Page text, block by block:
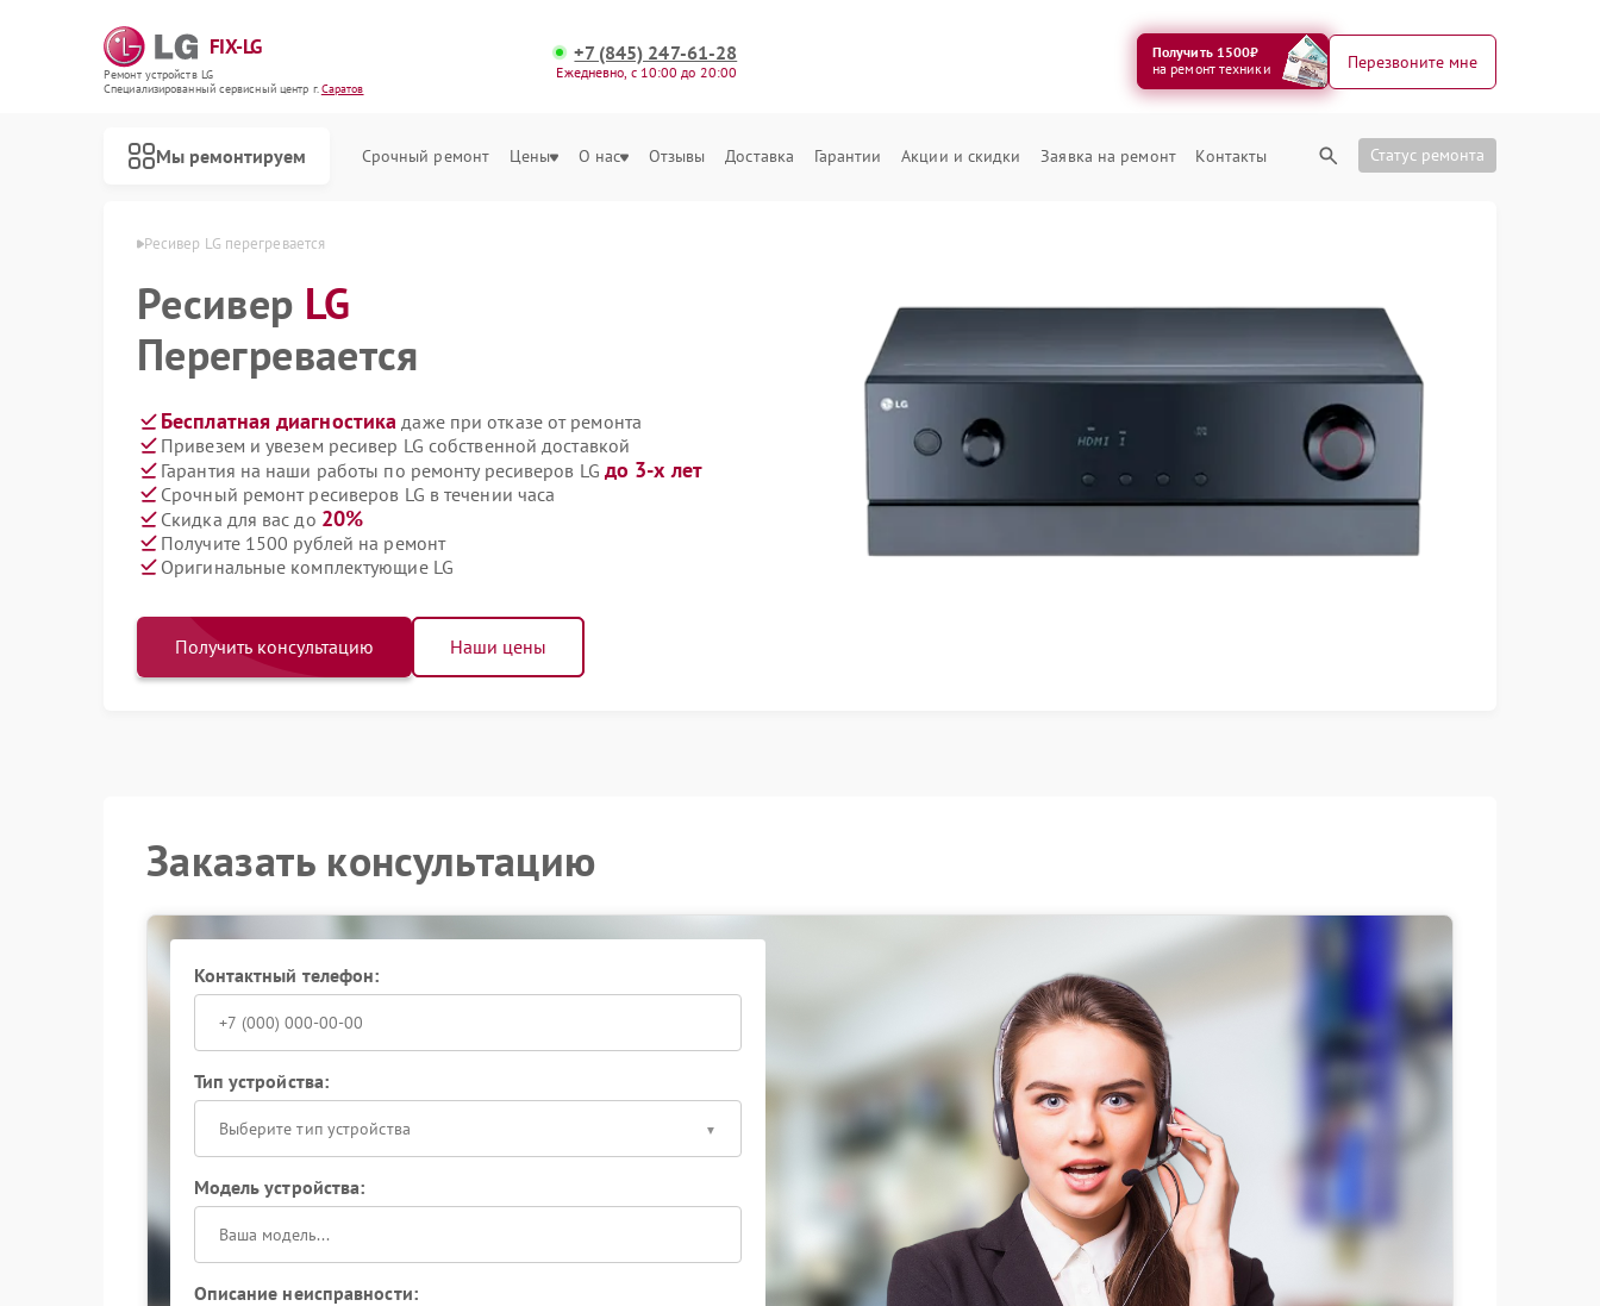
FIX-LG
Ремонт устройств LG
Специализированный cервисный центр г.Саратов
+7 (845) 247-61-28
Ежедневно, с 10:00 до 20:00
Получить 1500₽
на ремонт техники
Перезвоните мне
Мы ремонтируем Срочный ремонт Цены О нас Отзывы Доставка Гарантии Акции и скидки Заявка на ремонт Контакты Статус ремонта
Ресивер LG перегревается
Ресивер LG
Перегревается
Бесплатная диагностика даже при отказе от ремонта
Привезем и увезем ресивер LG собственной доставкой
Гарантия на наши работы по ремонту ресиверов LG до 3-х лет
Срочный ремонт ресиверов LG в течении часа
Скидка для вас до 20%
Получите 1500 рублей на ремонт
Оригинальные комплектующие LG
Получить консультацию Наши цены
Заказать консультацию
Контактный телефон:
Тип устройства:
Выберите тип устройства
Модель устройства:
Описание неисправности: